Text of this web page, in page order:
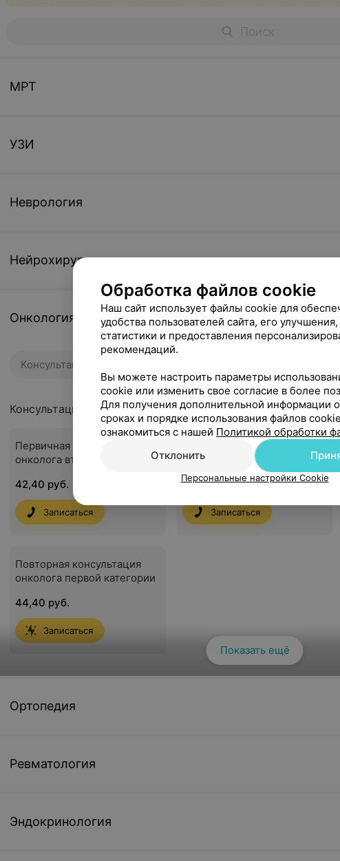
МРТ
УЗИ
Неврология
Нейрохирургия
Онкология
Консультации
Консультации
Первичная консультация
онколога второй категории
42,40 руб.
Записаться
Повторная консультация
онколога второй категории
42,40 руб.
Записаться
Повторная консультация
онколога первой категории
44,40 руб.
Записаться
150 руб.
Показать ещё
Ортопедия
Ревматология
Эндокринология
Обработка файлов cookie
Наш сайт использует файлы cookie для
удобства пользователей сайта, его
статистики и предоставления
рекомендаций.
Вы можете настроить параметры
cookie или изменить свое согласие в более
Для получения дополнительной информации
сроках и порядке использования файлов
ознакомиться с нашей Политикой обработки
Отклонить
Персональные настройки Cookie